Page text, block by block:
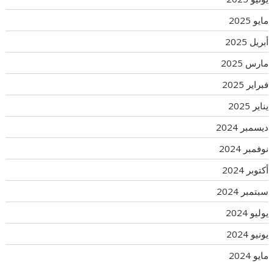
مايو 2025
أبريل 2025
مارس 2025
فبراير 2025
يناير 2025
ديسمبر 2024
نوفمبر 2024
أكتوبر 2024
سبتمبر 2024
يوليو 2024
يونيو 2024
مايو 2024